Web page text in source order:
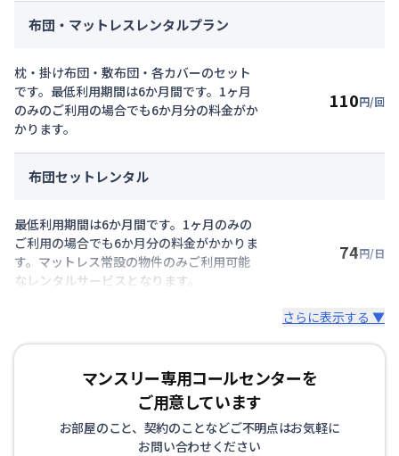
布団・マットレスレンタルプラン
枕・掛け布団・敷布団・各カバーのセット
です。最低利用期間は6か月間です。1ヶ月
のみのご利用の場合でも6か月分の料金がか
かります。
110円/回
布団セットレンタル
最低利用期間は6か月間です。1ヶ月のみの
ご利用の場合でも6か月分の料金がかかりま
す。マットレス常設の物件のみご利用可能
なレンタルサービスとなります。
74円/日
さらに表示する ▼
マンスリー専用コールセンターを
ご用意しています
お部屋のこと、契約のことなどご不明点はお気軽に
お問い合わせください